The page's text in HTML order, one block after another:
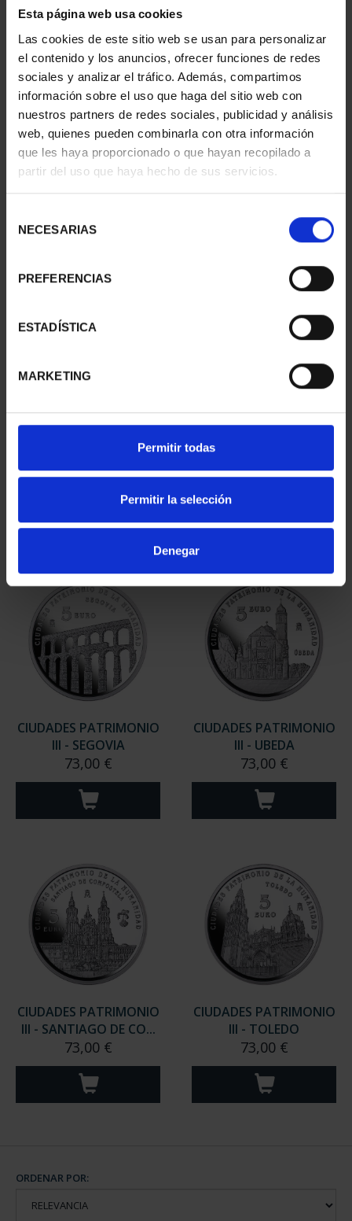
Esta página web usa cookies
Las cookies de este sitio web se usan para personalizar
el contenido y los anuncios, ofrecer funciones de redes
sociales y analizar el tráfico. Además, compartimos
información sobre el uso que haga del sitio web con
nuestros partners de redes sociales, publicidad y análisis
web, quienes pueden combinarla con otra información
que les haya proporcionado o que hayan recopilado a
partir del uso que haya hecho de sus servicios.
NECESARIAS
PREFERENCIAS
ESTADÍSTICA
MARKETING
Permitir todas
Permitir la selección
Denegar
CIUDADES PATRIMONIO
II- MÉRIDA
73,00 €
CIUDADES PATRIMONIO
II - LA LAGUNA
73,00 €
CIUDADES PATRIMONIO
73,00 €
CIUDADES PATRIMONIO
73,00 €
CIUDADES PATRIMONIO
III - SEGOVIA
73,00 €
CIUDADES PATRIMONIO
III - UBEDA
73,00 €
CIUDADES PATRIMONIO
III - SANTIAGO DE CO...
73,00 €
CIUDADES PATRIMONIO
III - TOLEDO
73,00 €
ORDENAR POR: